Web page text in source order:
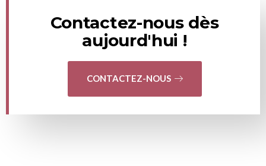
Contactez-nous dès
aujourd'hui !
CONTACTEZ-NOUS